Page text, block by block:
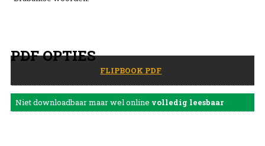
PDF OPTIES
FLIPBOOK PDF
Niet downloadbaar maar wel online volledig leesbaar